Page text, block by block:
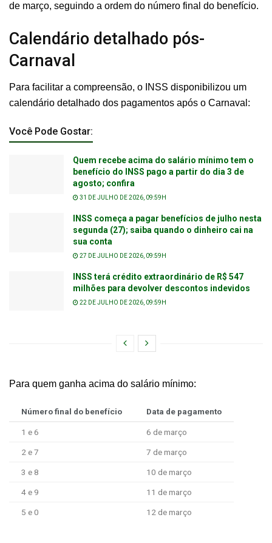
de março, seguindo a ordem do número final do benefício.
Calendário detalhado pós-
Carnaval
Para facilitar a compreensão, o INSS disponibilizou um
calendário detalhado dos pagamentos após o Carnaval:
Você Pode Gostar:
Quem recebe acima do salário mínimo tem o
benefício do INSS pago a partir do dia 3 de
agosto; confira
31 DE JULHO DE 2026, 09:59H
INSS começa a pagar benefícios de julho nesta
segunda (27); saiba quando o dinheiro cai na
sua conta
27 DE JULHO DE 2026, 09:59H
INSS terá crédito extraordinário de R$ 547
milhões para devolver descontos indevidos
22 DE JULHO DE 2026, 09:59H
Para quem ganha acima do salário mínimo:
Número final do benefício Data de pagamento
1 e 6 6 de março
2 e 7 7 de março
3 e 8 10 de março
4 e 9 11 de março
5 e 0 12 de março